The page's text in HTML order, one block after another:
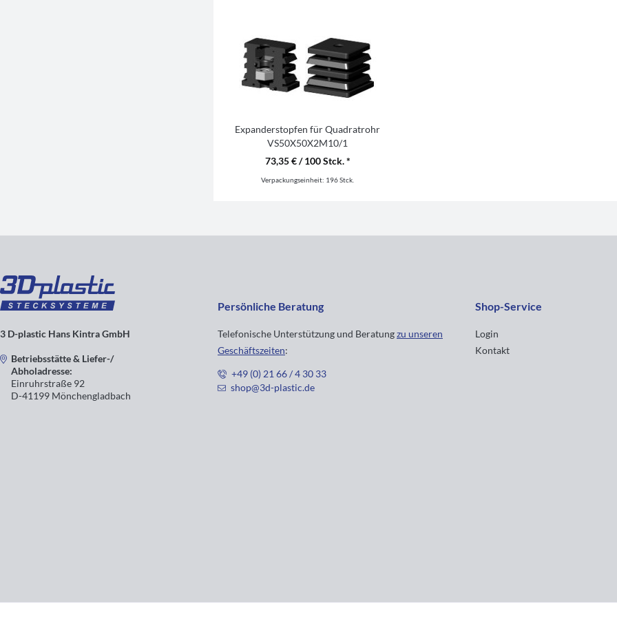
Expanderstopfen für Quadratrohr
VS50X50X2M10/1
73,35 € / 100 Stck. *
Verpackungseinheit: 196 Stck.
3 D-plastic Hans Kintra GmbH
Betriebsstätte & Liefer-/
Abholadresse:
Einruhrstraße 92
D-41199 Mönchengladbach
Persönliche Beratung
Telefonische Unterstützung und Beratungzu unseren
Geschäftszeiten:
+49 (0) 21 66 / 4 30 33
shop@3d-plastic.de
Shop-Service
Login
Kontakt